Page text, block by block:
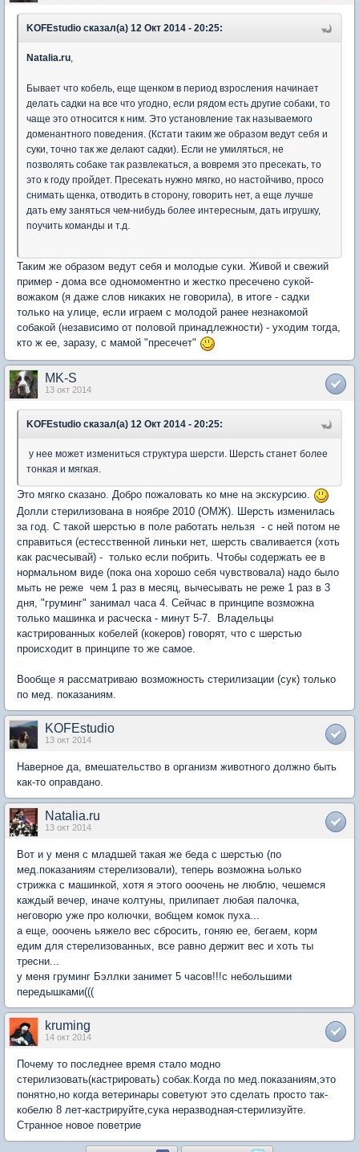
KOFEstudio сказал(а) 12 Окт 2014 - 20:25:
Natalia.ru,
Бывает что кобель, еще щенком в период взросления начинает
делать садки на все что угодно, если рядом есть другие собаки, то
чаще это относится к ним. Это установление так называемого
доменантного поведения. (Кстати таким же образом ведут себя и
суки, точно так же делают садки). Если не умиляться, не
позволять собаке так развлекаться, а вовремя это пресекать, то
это к году пройдет. Пресекать нужно мягко, но настойчиво, просо
снимать щенка, отводить в сторону, говорить нет, а еще лучше
дать ему заняться чем-нибудь более интересным, дать игрушку,
поучить команды и т.д.
Таким же образом ведут себя и молодые суки. Живой и свежий
пример - дома все одномоментно и жестко пресечено сукой-
вожаком (я даже слов никаких не говорила), в итоге - садки
только на улице, если играем с молодой ранее незнакомой
собакой (независимо от половой принадлежности) - уходим тогда,
кто ж ее, заразу, с мамой "пресечет"
MK-S
13 окт 2014
KOFEstudio сказал(а) 12 Окт 2014 - 20:25:
у нее может измениться структура шерсти. Шерсть станет более
тонкая и мягкая.
Это мягко сказано. Добро пожаловать ко мне на экскурсию.
Долли стерилизована в ноябре 2010 (ОМЖ). Шерсть изменилась
за год. С такой шерстью в поле работать нельзя - с ней потом не
справиться (естесственной линьки нет, шерсть сваливается (хоть
как расчесывай) - только если побрить. Чтобы содержать ее в
нормальном виде (пока она хорошо себя чувствовала) надо было
мыть не реже чем 1 раз в месяц, вычесывать не реже 1 раз в 3
дня, "груминг" занимал часа 4. Сейчас в принципе возможна
только машинка и расческа - минут 5-7. Владельцы
кастрированных кобелей (кокеров) говорят, что с шерстью
происходит в принципе то же самое.
Вообще я рассматриваю возможность стерилизации (сук) только
по мед. показаниям.
KOFEstudio
13 окт 2014
Наверное да, вмешательство в организм животного должно быть
как-то оправдано.
Natalia.ru
13 окт 2014
Вот и у меня с младшей такая же беда с шерстью (по
мед.показаниям стерелизовали), теперь возможна ьолько
стрижка с машинкой, хотя я этого ооочень не люблю, чешемся
каждый вечер, иначе колтуны, прилипает любая палочка,
неговорю уже про колючки, вобщем комок пуха...
а еще, ооочень ьяжело вес сбросить, гоняю ее, бегаем, корм
едим для стерелизованных, все равно держит вес и хоть ты
тресни...
у меня груминг Бэллки занимет 5 часов!!!с небольшими
передышками(((
kruming
14 окт 2014
Почему то последнее время стало модно
стерилизовать(кастрировать) собак.Когда по мед.показаниям,это
понятно,но когда ветеринары советуют это сделать просто так-
кобелю 8 лет-кастрируйте,сука неразводная-стерилизуйте.
Странное новое поветрие